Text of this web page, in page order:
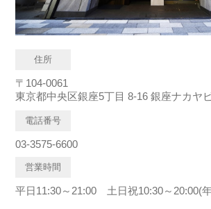
住所
〒104-0061
東京都中央区銀座5丁目 8-16 銀座ナカヤ
電話番号
03-3575-6600
営業時間
平日11:30～21:00 土日祝10:30～20:00(